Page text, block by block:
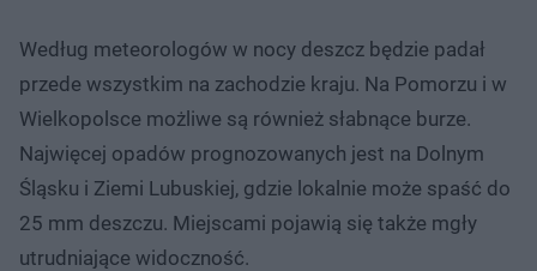
Według meteorologów w nocy deszcz będzie padał
przede wszystkim na zachodzie kraju. Na Pomorzu i w
Wielkopolsce możliwe są również słabnące burze.
Najwięcej opadów prognozowanych jest na Dolnym
Śląsku i Ziemi Lubuskiej, gdzie lokalnie może spaść do
25 mm deszczu. Miejscami pojawią się także mgły
utrudniające widoczność.